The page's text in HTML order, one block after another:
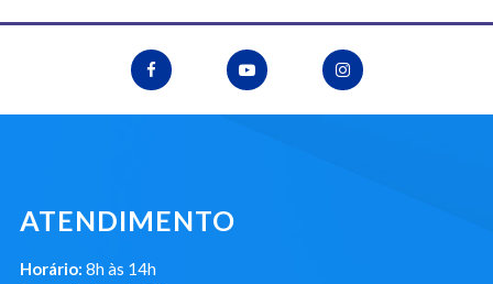
ATENDIMENTO
Horário: 8h às 14h